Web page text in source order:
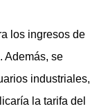
los ingresos de
Además, se
industriales,
la tarifa del